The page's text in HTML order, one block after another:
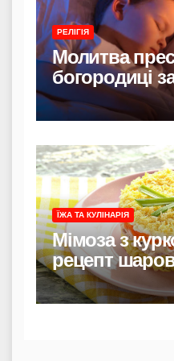
РЕЛІГІЯ
Молитва
богородиці
захисту і
тепла
ЇЖА ТА КУЛІНАРІЯ
Мімоза з
рецепт
риби